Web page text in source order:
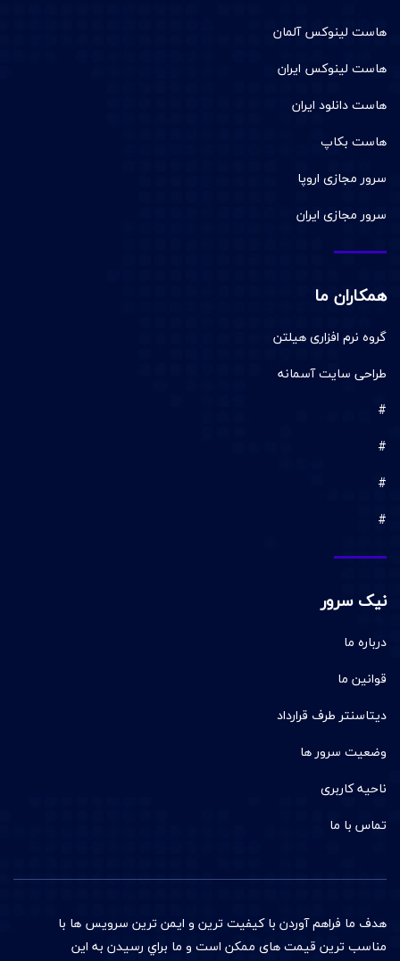
هاست لینوکس آلمان
هاست لینوکس ایران
هاست دانلود ایران
هاست بکاپ
سرور مجازی اروپا
سرور مجازی ایران
همکاران ما
گروه نرم افزاری هیلتن
طراحی سایت آسمانه
#
#
#
#
نیک سرور
درباره ما
قوانین ما
دیتاسنتر طرف قرارداد
وضعیت سرور ها
ناحیه کاربری
تماس با ما
هدف ما فراهم آوردن با کيفيت ترين و ایمن ترین سرويس ها با
مناسب ترين قيمت های ممکن است و ما براي رسیدن به اين